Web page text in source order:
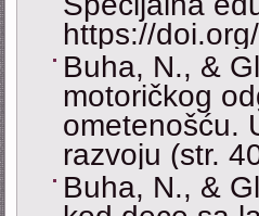
https://
Buha, N., &
motoričkog
ometenošću.
razvoju (str.
Buha, N., &